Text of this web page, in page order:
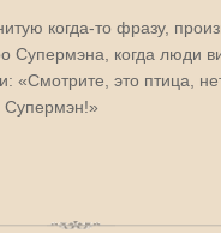
когда-то фразу,
Супермэна, когда люди
«Смотрите, это птица,
Супермэн!»